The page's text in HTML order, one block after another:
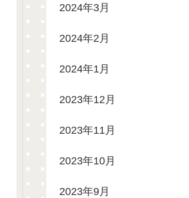
2024年3月
2024年2月
2024年1月
2023年12月
2023年11月
2023年10月
2023年9月